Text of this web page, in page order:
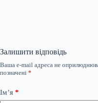
Залишити відповідь
Ваша e-mail адреса не
позначені *
Ім’я *